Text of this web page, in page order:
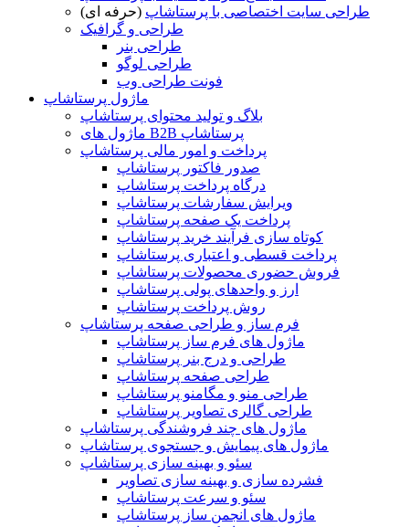
طراحی سایت اختصاصی با پرستاشاپ (حرفه ای)
طراحی و گرافیک
طراحی بنر
طراحی لوگو
فونت طراحی وب
ماژول پرستاشاپ
بلاگ و تولید محتوای پرستاشاپ
ماژول های B2B پرستاشاپ
پرداخت و امور مالی پرستاشاپ
صدور فاکتور پرستاشاپ
درگاه پرداخت پرستاشاپ
ویرایش سفارشات پرستاشاپ
پرداخت یک صفحه پرستاشاپ
کوتاه سازی فرآیند خرید پرستاشاپ
پرداخت قسطی و اعتباری پرستاشاپ
فروش حضوری محصولات پرستاشاپ
ارز و واحدهای پولی پرستاشاپ
روش پرداخت پرستاشاپ
فرم ساز و طراحی صفحه پرستاشاپ
ماژول های فرم ساز پرستاشاپ
طراحی و درج بنر پرستاشاپ
طراحی صفحه پرستاشاپ
طراحی منو و مگامنو پرستاشاپ
طراحی گالری تصاویر پرستاشاپ
ماژول های چند فروشندگی پرستاشاپ
ماژول های پیمایش و جستجوی پرستاشاپ
سئو و بهینه سازی پرستاشاپ
فشرده سازی و بهینه سازی تصاویر
سئو و سرعت پرستاشاپ
ماژول های انجمن ساز پرستاشاپ